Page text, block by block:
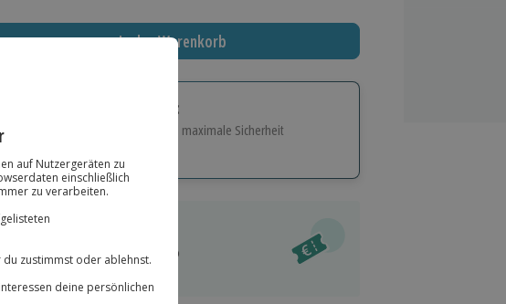
In den Warenkorb
Immer das richtige Geschenk:
Große Auswahl, volle Flexibilität und maximale Sicherheit
Große Auswahl
Über 9.000 Erlebnisse.
Volle Flexibilität
Maximale Sicherheit
-15%* Club Deal verfügbar
Direktabzug im Warenkorb